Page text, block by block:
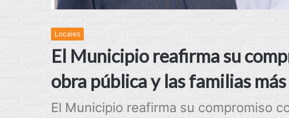
Locales
El Municipio reafirma su
obra pública y las familias
El Municipio reafirma su compromiso